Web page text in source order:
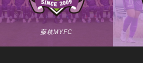
藤枝MYFC